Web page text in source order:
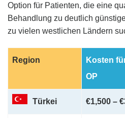
Option für Patienten, die eine
Behandlung zu deutlich
zu vielen westlichen Ländern
Region
Kosten
OP
Türkei €1,500 –